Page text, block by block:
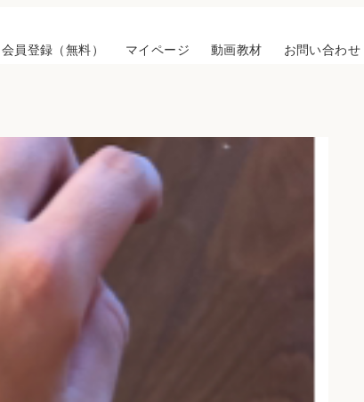
会員登録（無料） マイページ 動画教材 お問い合わせ